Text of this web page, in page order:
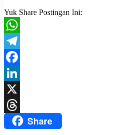
Yuk Share Postingan Ini:
WhatsApp
Telegram
Facebook
LinkedIn
X
ThreadsShare